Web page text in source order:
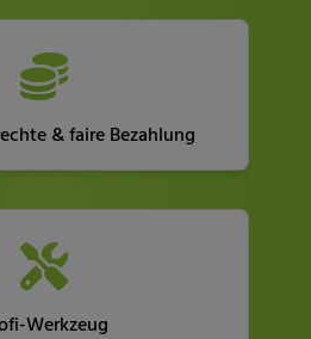
& faire Bezahlung
Werkzeug